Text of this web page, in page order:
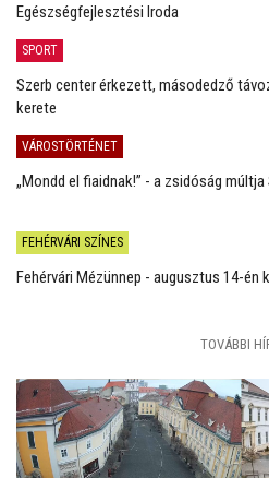
Egészségfejlesztési Iroda
SPORT
Szerb center érkezett, másodedző
kerete
VÁROSTÖRTÉNET
„Mondd el fiaidnak!” - a zsidóság
FEHÉRVÁRI SZÍNES
Fehérvári Mézünnep - augusztus 14-
TOVÁBBI